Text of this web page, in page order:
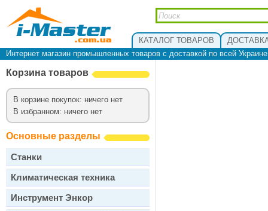
КАТАЛОГ ТОВАРОВ
Интернет магазин промышленных товаров с доставкой по всей
Корзина товаров
В корзине покупок: ничего нет
В избранном: ничего нет
Основные разделы
Станки
Климатическая техника
Инструмент Энкор